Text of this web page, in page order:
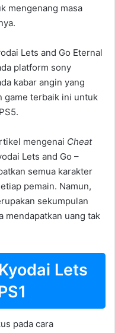
mengenang masa
Lets and Go Eternal
platform sony
kabar angin yang
game terbaik ini untuk
mengenai Cheat
Lets and Go –
semua karakter
pemain. Namun,
sekumpulan
mendapatkan uang tak
Lets
pada cara